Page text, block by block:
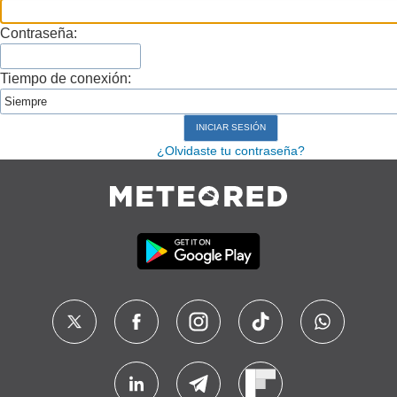
Contraseña:
Tiempo de conexión:
¿Olvidaste tu contraseña?